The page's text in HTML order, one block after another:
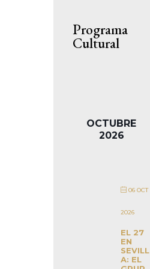
Programa
Cultural
OCTUBRE
2026
06 OCT
2026
EL 27
EN
SEVILL
A: EL